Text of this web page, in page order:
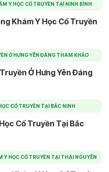
Y HỌC CỔ TRUYỀN TẠI NINH BÌNH
Khám Y Học Cổ Truyền
Ở HƯNG YÊN ĐÁNG THAM KHẢO
Ở Hưng Yên Đáng
CỔ TRUYỀN TẠI BẮC NINH
Cổ Truyền Tại Bắc
Y HỌC CỔ TRUYỀN TẠI THÁI NGUYÊN